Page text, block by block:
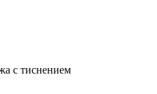
с тиснением